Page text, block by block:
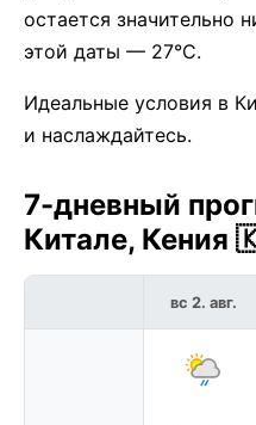
остается значительно
этой даты — 27°C.
Идеальные условия в
и наслаждайтесь.
7-дневный
Китале, Кения
вс 2. авг.